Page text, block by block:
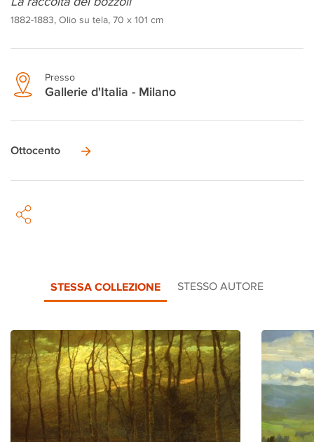
1882-1883, Olio su tela, 70 x 101 cm
Presso
Gallerie d'Italia - Milano
Ottocento
STESSA COLLEZIONE STESSO AUTORE